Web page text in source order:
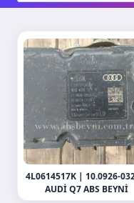
4L0614517K | 10.0926-
AUDI Q7 ABS BEYNI